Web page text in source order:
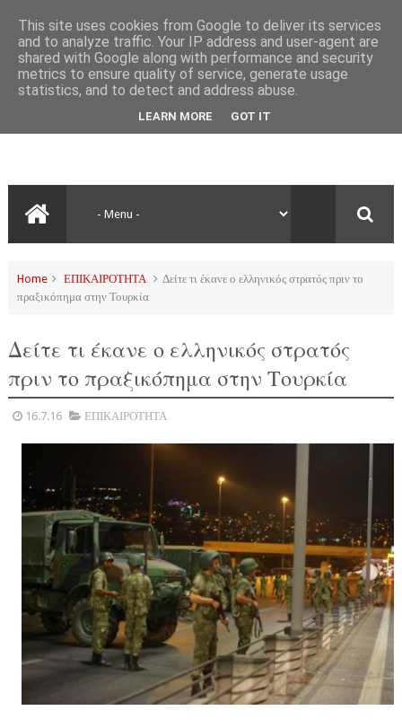
Home ΕΠΙΚΑΙΡΟΤΗΤΑ
Δείτε τι έκανε ο ελληνικός στρατός πριν το
πραξικόπημα στην Τουρκία
Δείτε τι έκανε ο ελληνικός στρατός
πριν το πραξικόπημα στην Τουρκία
16.7.16 ΕΠΙΚΑΙΡΟΤΗΤΑ
This site uses cookies from Google to deliver its services
and to analyze traffic. Your IP address and user-agent are
shared with Google along with performance and security
metrics to ensure quality of service, generate usage
statistics, and to detect and address abuse.
LEARN MORE GOT IT